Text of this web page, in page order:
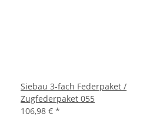
Siebau 3-fach Federpaket /
Zugfederpaket 055
106,98 € *